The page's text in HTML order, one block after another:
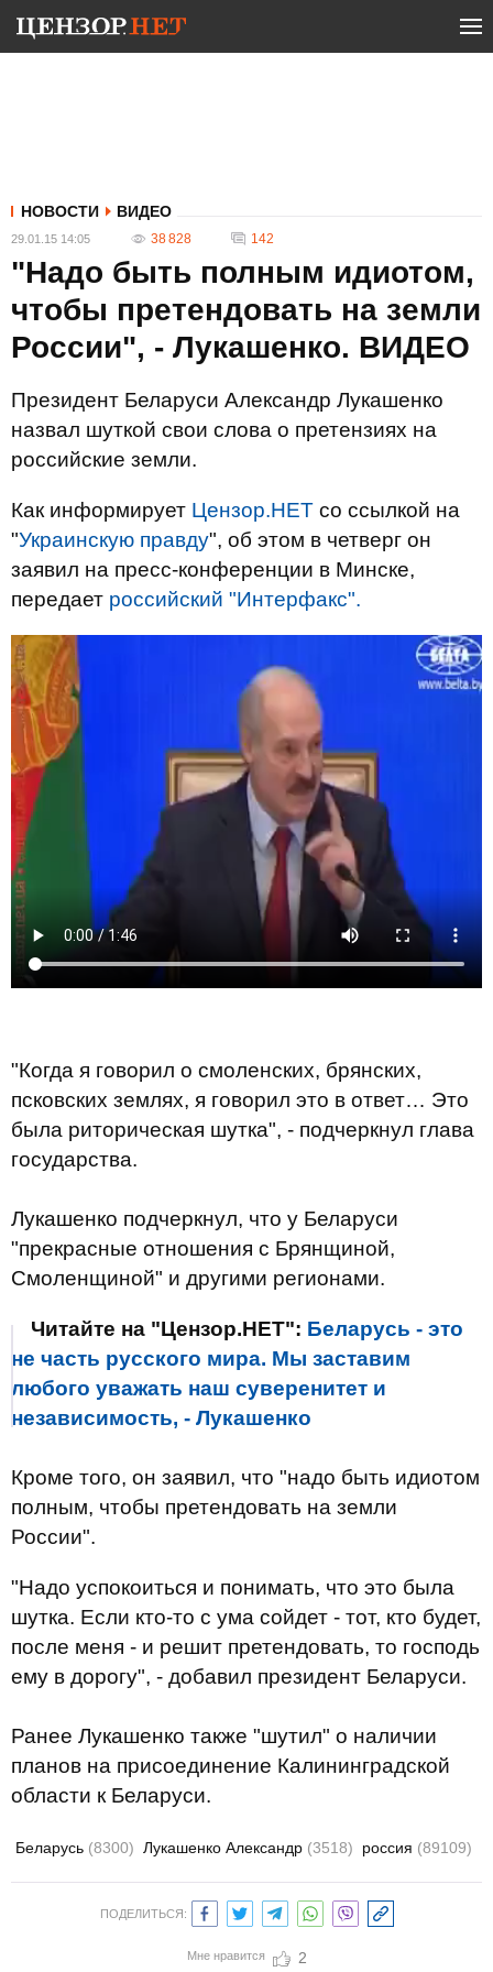
НОВОСТИ ВИДЕО
29.01.15 14:05 38 828 142
"Надо быть полным идиотом,
чтобы претендовать на земли
России", - Лукашенко. ВИДЕО
Президент Беларуси Александр Лукашенко
назвал шуткой свои слова о претензиях на
российские земли.
Как информирует Цензор.НЕТ со ссылкой на
"Украинскую правду", об этом в четверг он
заявил на пресс-конференции в Минске,
передает российский "Интерфакс".
"Когда я говорил о смоленских, брянских,
псковских землях, я говорил это в ответ… Это
была риторическая шутка", - подчеркнул глава
государства.
Лукашенко подчеркнул, что у Беларуси
"прекрасные отношения с Брянщиной,
Смоленщиной" и другими регионами.
Читайте на "Цензор.НЕТ": Беларусь - это
не часть русского мира. Мы заставим
любого уважать наш суверенитет и
независимость, - Лукашенко
Кроме того, он заявил, что "надо быть идиотом
полным, чтобы претендовать на земли
России".
"Надо успокоиться и понимать, что это была
шутка. Если кто-то с ума сойдет - тот, кто будет,
после меня - и решит претендовать, то господь
ему в дорогу", - добавил президент Беларуси.
Ранее Лукашенко также "шутил" о наличии
планов на присоединение Калининградской
области к Беларуси.
Беларусь (8300) Лукашенко Александр (3518) россия (89109)
ПОДЕЛИТЬСЯ:
Мне нравится 2